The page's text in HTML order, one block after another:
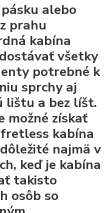
alebo
prahu
kabína
všetky
potrebné k
sprchyaj
lištu a bez líšt.
možné získať
kabína
najmä v
keď je kabína
takisto
osôb so